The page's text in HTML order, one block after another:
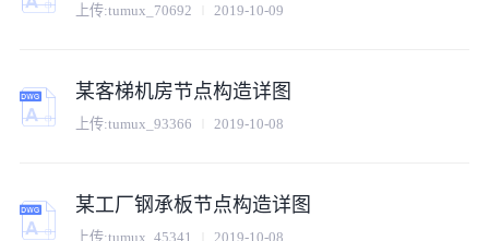
上传:tumux_70692 2019-10-09
某客梯机房节点构造详图
上传:tumux_93366 2019-10-08
某工厂钢承板节点构造详图
上传:tumux_45341 2019-10-08